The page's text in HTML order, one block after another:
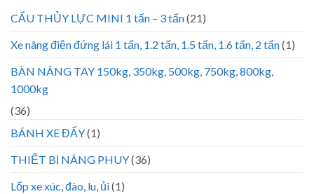
CẨU THỦY LỰC MINI 1 tấn – 3 tấn(21)
Xe nâng điện đứng lái 1 tấn, 1.2 tấn, 1.5 tấn, 1.6 tấn, 2 tấn(1)
BÀN NÂNG TAY 150kg, 350kg, 500kg, 750kg, 800kg,
1000kg
(36)
BÁNH XE ĐẨY(1)
THIẾT BỊ NÂNG PHUY(36)
Lốp xe xúc, đào, lu, ủi(1)